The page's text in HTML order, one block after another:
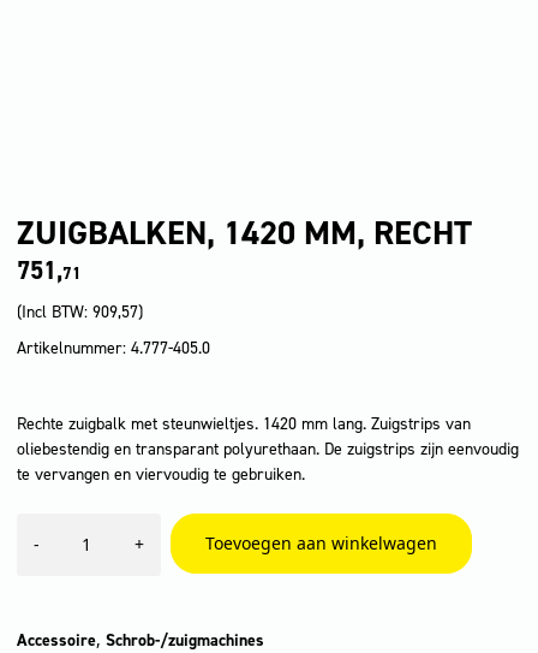
ZUIGBALKEN, 1420 MM, RECHT
751,71
(Incl BTW: 909,57)
Artikelnummer: 4.777-405.0
Rechte zuigbalk met steunwieltjes. 1420 mm lang. Zuigstrips van
oliebestendig en transparant polyurethaan. De zuigstrips zijn eenvoudig
te vervangen en viervoudig te gebruiken.
-
1420
+ Toevoegen aan winkelwagen
Accessoire, Schrob-/zuigmachines